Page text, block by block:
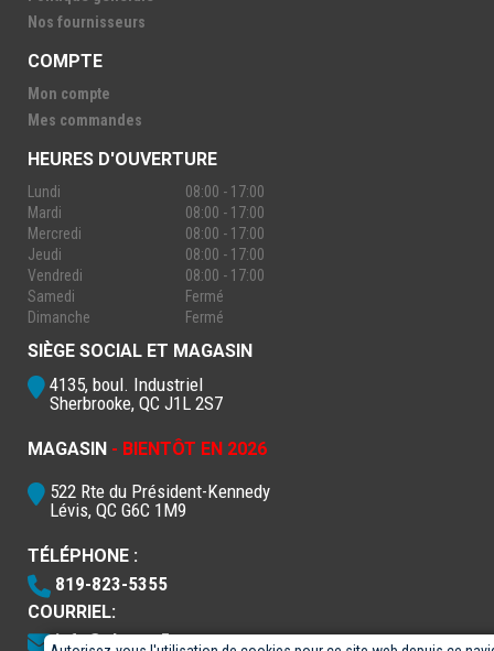
Nos fournisseurs
COMPTE
Mon compte
Mes commandes
HEURES D'OUVERTURE
Lundi
08:00 - 17:00
Mardi
08:00 - 17:00
Mercredi
08:00 - 17:00
Jeudi
08:00 - 17:00
Vendredi
08:00 - 17:00
Samedi
Fermé
Dimanche
Fermé
SIÈGE SOCIAL ET MAGASIN
4135, boul. Industriel
Sherbrooke, QC J1L 2S7
MAGASIN - BIENTÔT EN 2026
522 Rte du Président-Kennedy
Lévis, QC G6C 1M9
TÉLÉPHONE :
819-823-5355
COURRIEL:
info@electro5.com